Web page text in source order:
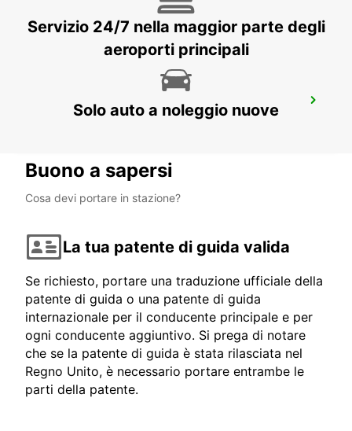
PONTA DELGADA AEROPORTO
Servizio 24/7 nella maggior parte degli
aeroporti principali
Solo auto a noleggio nuove
Buono a sapersi
Cosa devi portare in stazione?
La tua patente di guida valida
Se richiesto, portare una traduzione ufficiale della
patente di guida o una patente di guida
internazionale per il conducente principale e per
ogni conducente aggiuntivo. Si prega di notare
che se la patente di guida è stata rilasciata nel
Regno Unito, è necessario portare entrambe le
parti della patente.